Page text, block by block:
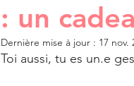
: un
Dernière mise à jour : 17 nov.
Toi aussi, tu es un.e